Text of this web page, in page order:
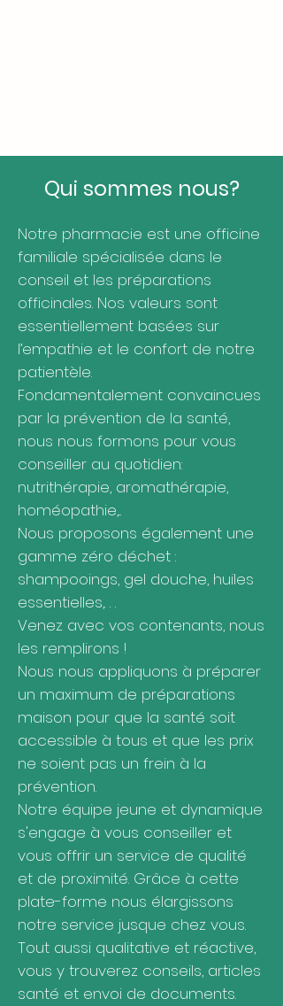
Qui sommes nous?
Notre pharmacie est une officine
familiale spécialisée dans le
conseil et les préparations
officinales. Nos valeurs sont
essentiellement basées sur
l’empathie et le confort de notre
patientèle.
Fondamentalement convaincues
par la prévention de la santé,
nous nous formons pour vous
conseiller au quotidien:
nutrithérapie, aromathérapie,
homéopathie,...
Nous proposons également une
gamme zéro déchet :
shampooings, gel douche, huiles
essentielles,. . .
Venez avec vos contenants, nous
les remplirons !
Nous nous appliquons à préparer
un maximum de préparations
maison pour que la santé soit
accessible à tous et que les prix
ne soient pas un frein à la
prévention.
Notre équipe jeune et dynamique
s'engage à vous conseiller et
vous offrir un service de qualité
et de proximité. Grâce à cette
plate-forme nous élargissons
notre service jusque chez vous.
Tout aussi qualitative et réactive,
vous y trouverez conseils, articles
santé et envoi de documents.